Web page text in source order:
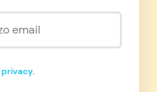
privacy.